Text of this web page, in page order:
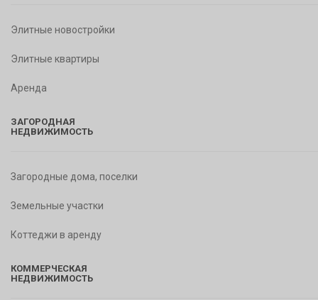
Элитные новостройки
Элитные квартиры
Аренда
ЗАГОРОДНАЯ
НЕДВИЖИМОСТЬ
Загородные дома, поселки
Земельные участки
Коттеджи в аренду
КОММЕРЧЕСКАЯ
НЕДВИЖИМОСТЬ